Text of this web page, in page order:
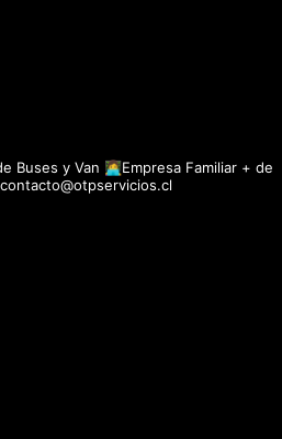
Buses y Van 👩‍💻Empresa Familiar + de